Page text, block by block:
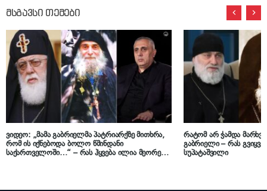
მსგავსი თემები
ვიდეო: „მამა გაბრიელმა პატრიარქზე მითხრა,
რომ ის იქნებოდა ბოლო წმინდანი
საქართველოში…“ – რას ჰყვება ილია მეორეს
რატომ არ ჭამდა
გაბრიელი – რას
სუპატაშვილი